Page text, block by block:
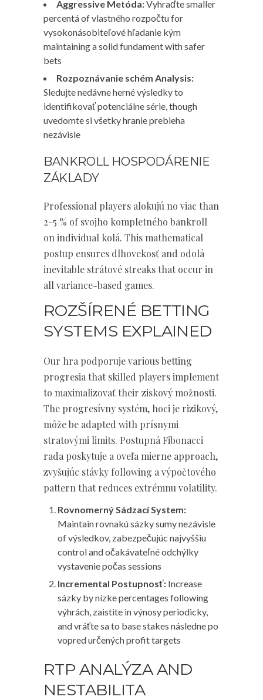
Aggressive Metóda:Vyhraďte smaller
percentá of vlastného rozpočtu for
vysokonásobiteľové hľadanie kým
maintaining a solid fundament with safer
bets
Rozpoznávanie schém Analysis:
Sledujte nedávne herné výsledky to
identifikovať potenciálne série, though
uvedomte si všetky hranie prebieha
nezávisle
BANKROLL HOSPODÁRENIE
ZÁKLADY
Professional players alokujú no viac than
2-5 % of svojho kompletného bankroll
on individual kolá. This mathematical
postup ensures dlhovekosť and odolá
inevitable strátové streaks that occur in
all variance-based games.
ROZŠÍRENÉ BETTING
SYSTEMS EXPLAINED
Our hra podporuje various betting
progresia that skilled players implement
to maximalizovať their ziskový možnosti.
The progresívny systém, hoci je rizikový,
môže be adapted with prísnymi
stratovými limits. Postupná Fibonacci
rada poskytuje a oveľa mierne approach,
zvyšujúc stávky following a výpočtového
pattern that reduces extrémnu volatility.
Rovnomerný Sádzací System:
Maintain rovnakú sázky sumy nezávisle
of výsledkov, zabezpečujúc najvyššiu
control and očakávateľné odchýlky
vystavenie počas sessions
Incremental Postupnosť: Increase
sázky by nízke percentages following
výhrách, zaistite in výnosy periodicky,
and vráťte sa to base stakes následne po
vopred určených profit targets
RTP ANALÝZA AND
NESTABILITA